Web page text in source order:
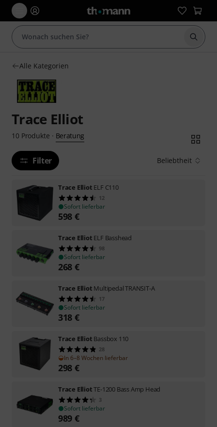
Suche
Alle Kategorien
Trace Elliot
10 Produkte · Beratung
Filter Beliebtheit
Trace Elliot ELF C110
12
Sofort lieferbar
598 €
Trace Elliot ELF Basshead
98
Sofort lieferbar
268 €
Trace Elliot Multipedal TRANSIT-A
17
Sofort lieferbar
318 €
Trace Elliot Bassbox 110
28
In 6–8 Wochen lieferbar
298 €
Trace ElliotTE-1200 Bass Amp Head
3
Sofort lieferbar
989 €